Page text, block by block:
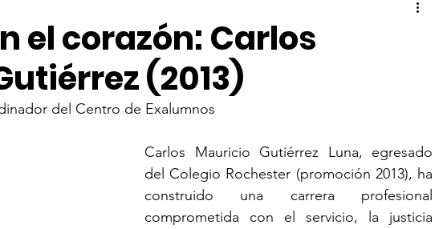
Student Achievements
el corazón: Carlos
(2013)
del Centro de Exalumnos
Carlos Mauricio Gutiérrez Luna, egresado
del Colegio Rochester (promoción 2013), ha
construido una carrera profesional
comprometida con el servicio, la justicia